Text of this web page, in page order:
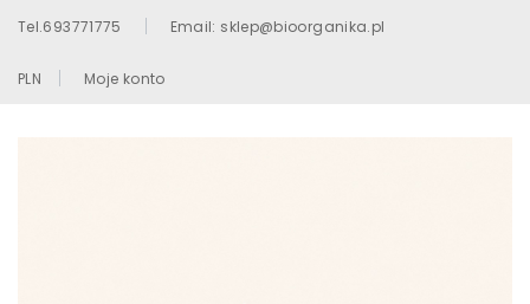
Tel.693771775 Email: sklep@bioorganika.pl
PLN Moje konto